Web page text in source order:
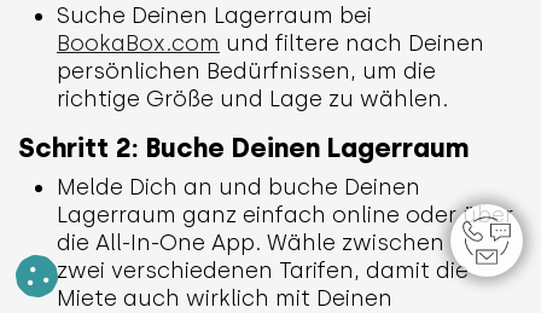
Suche Deinen Lagerraum bei
BookaBox.com und filtere nach Deinen
persönlichen Bedürfnissen, um die
richtige Größe und Lage zu wählen.
Schritt 2: Buche Deinen Lagerraum
Melde Dich an und buche Deinen
Lagerraum ganz einfach online oder über
die All-In-One App. Wähle zwischen
zwei verschiedenen Tarifen, damit die
Miete auch wirklich mit Deinen